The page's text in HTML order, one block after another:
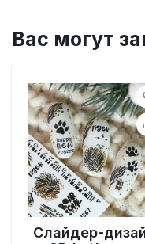
Вас могут
Слайдер-